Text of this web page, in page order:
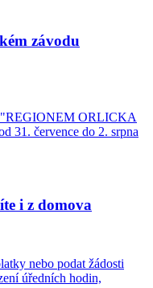
závodu
"REGIONEM ORLICKA
31. července do 2. srpna
i z domova
nebo podat žádosti
úředních hodin,